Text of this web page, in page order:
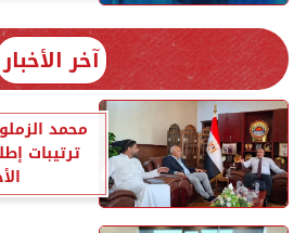
آخر الأخبار
محمد
ترتيبات